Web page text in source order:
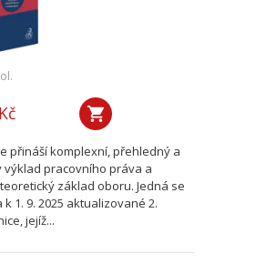
přináší komplexní, přehledný a
výklad pracovního práva a
základ oboru. Jedná se
1. 9. 2025 aktualizované 2.
jejíž...